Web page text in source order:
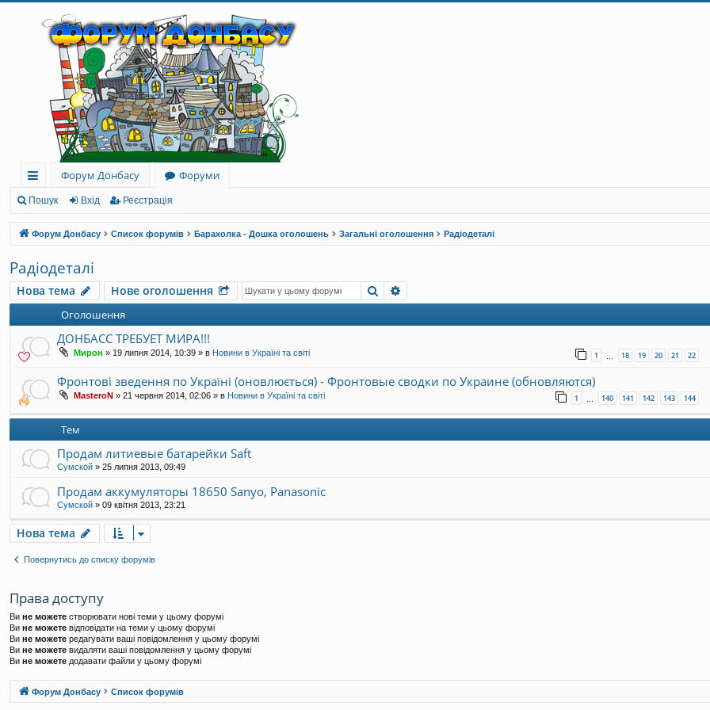
ви
дк
и
й
до
ст
уп
Форум Донбасу
Форуми
Пошук Вхід Реєстрація
Форум Донбасу Список форумів Барахолка - Дошка оголошень Загальні оголошення Радіодеталі
Радіодеталі
Нова тема Нове оголошення Пошук
Оголошення
ДОНБАСС ТРЕБУЕТ МИРА!!!
Мирон » 19 липня 2014, 10:39 » в Новини в Україні та світі 1 … 18 19 20 21 22
Фронтові зведення по Україні (оновлюється) - Фронтовые сводки по Украине (обновляются)
MasteroN » 21 червня 2014, 02:06 » в Новини в Україні та світі 1 … 140 141 142 143 144
Тем
Продам литиевые батарейки Saft
Сумской » 25 липня 2013, 09:49
Продам аккумуляторы 18650 Sanyo, Panasonic
Сумской » 09 квітня 2013, 23:21
Нова тема
Повернутись до списку форумів
Права доступу
Ви не можете створювати нові теми у цьому форумі
Ви не можете відповідати на теми у цьому форумі
Ви не можете редагувати ваші повідомлення у цьому форумі
Ви не можете видаляти ваші повідомлення у цьому форумі
Ви не можете додавати файли у цьому форумі
Форум Донбасу Список форумів